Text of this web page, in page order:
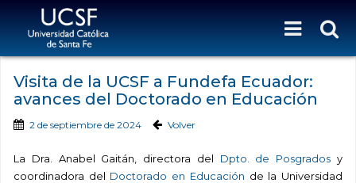
Visita de la UCSF a Fundefa Ecuador:
avances del Doctorado en Educación
2 de septiembre de 2024 Volver
La Dra. Anabel Gaitán, directora del Dpto. de Posgrados y
coordinadora del Doctorado en Educación de la Universidad